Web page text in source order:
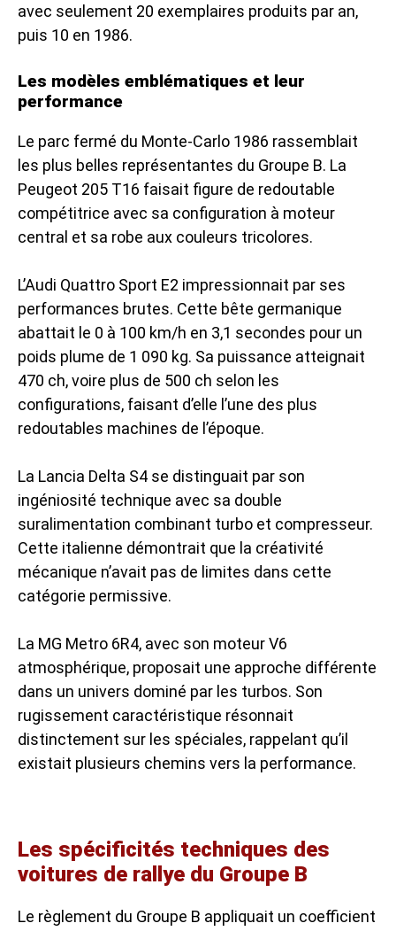
avec seulement 20 exemplaires produits par an,
puis 10 en 1986.
Les modèles emblématiques et leur
performance
Le parc fermé du Monte-Carlo 1986 rassemblait
les plus belles représentantes du Groupe B. La
Peugeot 205 T16 faisait figure de redoutable
compétitrice avec sa configuration à moteur
central et sa robe aux couleurs tricolores.
L’Audi Quattro Sport E2 impressionnait par ses
performances brutes. Cette bête germanique
abattait le 0 à 100 km/h en 3,1 secondes pour un
poids plume de 1 090 kg. Sa puissance atteignait
470 ch, voire plus de 500 ch selon les
configurations, faisant d’elle l’une des plus
redoutables machines de l’époque.
La Lancia Delta S4 se distinguait par son
ingéniosité technique avec sa double
suralimentation combinant turbo et compresseur.
Cette italienne démontrait que la créativité
mécanique n’avait pas de limites dans cette
catégorie permissive.
La MG Metro 6R4, avec son moteur V6
atmosphérique, proposait une approche différente
dans un univers dominé par les turbos. Son
rugissement caractéristique résonnait
distinctement sur les spéciales, rappelant qu’il
existait plusieurs chemins vers la performance.
Les spécificités techniques des
voitures de rallye du Groupe B
Le règlement du Groupe B appliquait un coefficient